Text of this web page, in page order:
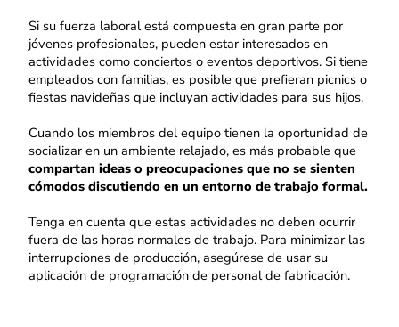
Si su fuerza laboral está compuesta en gran parte por
jóvenes profesionales, pueden estar interesados en
actividades como conciertos o eventos deportivos. Si tiene
empleados con familias, es posible que prefieran picnics o
fiestas navideñas que incluyan actividades para sus hijos.
Cuando los miembros del equipo tienen la oportunidad de
socializar en un ambiente relajado, es más probable que
compartan ideas o preocupaciones que no se sienten
cómodos discutiendo en un entorno de trabajo formal.
Tenga en cuenta que estas actividades no deben ocurrir
fuera de las horas normales de trabajo. Para minimizar las
interrupciones de producción, asegúrese de usar su
aplicación de programación de personal de fabricación.